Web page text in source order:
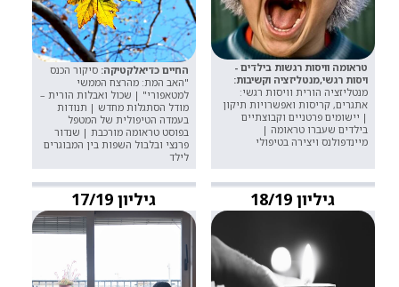
טראומה וויסות רגשות בילדים -
ויסות רגשי,מנטליזציה וקשיבות:
מנטליזציה הורית וויסות רגשי:
אתגרים, קריסות ואפשרויות תיקון
| יישומים פרטניים וקבוצתיים
בילדים שעברו טראומה |
מיינדפולנס ויצירה בטיפולי
החיים כדיאלקטיקה: סיקור הכנס
"האב המת: מהרצח הממשי
למטאפורי" | שכול ואבלות הורית –
מודל הסתגלות מחדש | תנודות
בעמדה הטיפולית של המטפל
בפוסט טראומה מורכבת | שנדור
פרנצי ובלבול השפות בין המבוגרים
לילד
גיליון 18/19 גיליון 17/19